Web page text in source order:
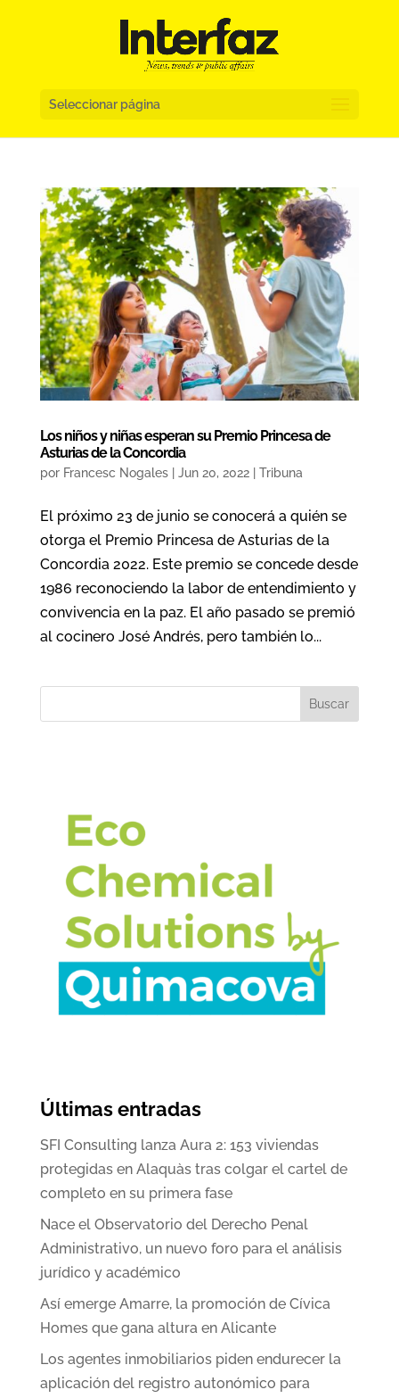
Seleccionar página
Los niños y niñas esperan su Premio Princesa de
Asturias de la Concordia
por Francesc Nogales| Jun 20, 2022| Tribuna
El próximo 23 de junio se conocerá a quién se
otorga el Premio Princesa de Asturias de la
Concordia 2022. Este premio se concede desde
1986 reconociendo la labor de entendimiento y
convivencia en la paz. El año pasado se premió
al cocinero José Andrés, pero también lo...
Buscar
Últimas entradas
SFI Consulting lanza Aura 2: 153 viviendas
protegidas en Alaquàs tras colgar el cartel de
completo en su primera fase
Nace el Observatorio del Derecho Penal
Administrativo, un nuevo foro para el análisis
jurídico y académico
Así emerge Amarre, la promoción de Cívica
Homes que gana altura en Alicante
Los agentes inmobiliarios piden endurecer la
aplicación del registro autonómico para